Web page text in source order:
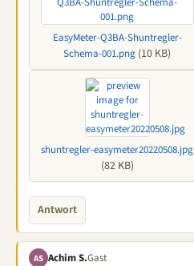
EasyMeter-Q3BA-Shuntregler-
Schema-001.png (10 KB)
shuntregler-easymeter20220508.jpg
(82 KB)
Antwort
AS Achim S.Gast